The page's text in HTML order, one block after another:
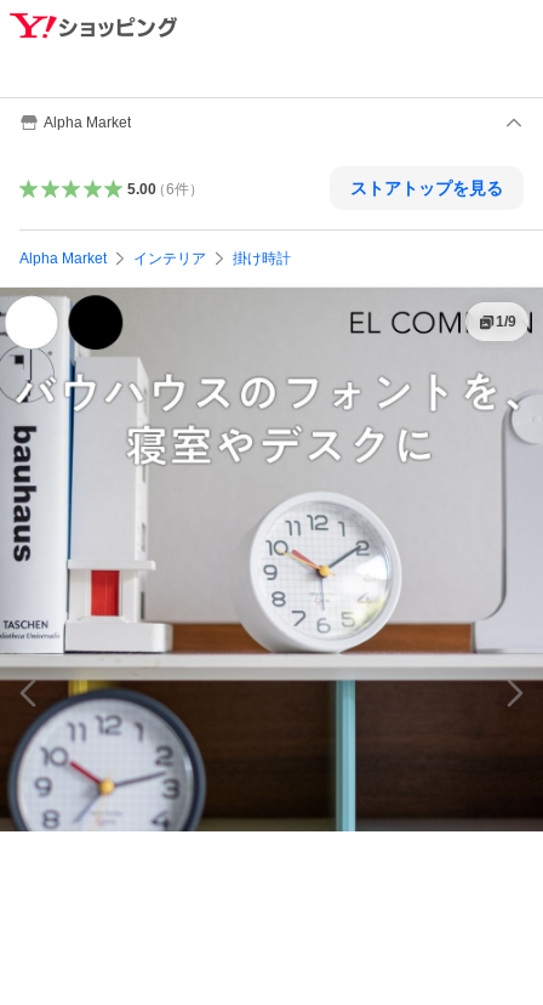
Alpha Market
5.00（6件） ストアトップを見る
Alpha Market インテリア 掛け時計
1/9